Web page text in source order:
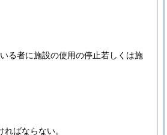
る者に施設の使用の停止若しくは施
ばならない。